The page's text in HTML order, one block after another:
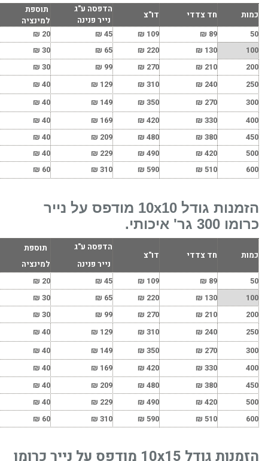
כמות חד צדדי דו"צ
הדפסה ע"ג
נייר פנינה
תוספת
למינציה
₪
109
₪
₪
₪
100
130
₪
220
₪
₪
₪
200
210
₪
270
₪
₪
₪
250
240
₪
310
₪
129
₪
₪
300
270
₪
350
₪
149
₪
₪
400
330
₪
420
₪
169
₪
₪
450
380
₪
480
₪
209
₪
₪
500
420
₪
490
₪
229
₪
₪
600
510
₪
590
₪
310
₪
₪
הזמנות גודל 10x10 מודפס על נייר
כרומו 300 גר' איכותי.
כמות חד צדדי דו"צ
הדפסה ע"ג
נייר פנינה
תוספת
למינציה
₪
109
₪
₪
₪
100
130
₪
220
₪
₪
₪
200
210
₪
270
₪
₪
₪
250
240
₪
310
₪
129
₪
₪
300
270
₪
350
₪
149
₪
₪
400
330
₪
420
₪
169
₪
₪
450
380
₪
480
₪
209
₪
₪
500
420
₪
490
₪
229
₪
₪
600
510
₪
590
₪
310
₪
₪
הזמנות גודל 10x15 מודפס על נייר כרומו